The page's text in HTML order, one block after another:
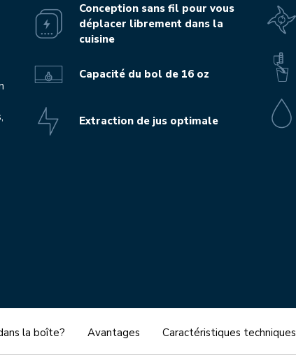
Conception sans fil pour vous
déplacer librement dans la
cuisine
Capacité du bol de 16 oz
Extraction de jus optimale
la boîte? Avantages Caractéristiques techniques